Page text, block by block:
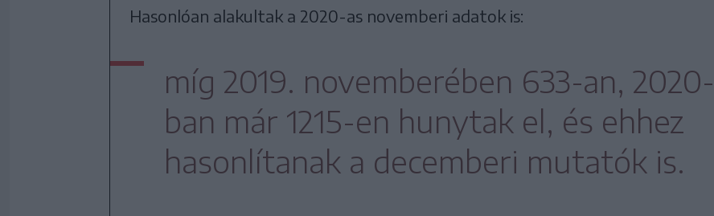
Hasonlóan alakultak a 2020-as novemberi adatok is:
míg 2019. novemberében 633-an, 2020-
ban már 1215-en hunytak el, és ehhez
hasonlítanak a decemberi mutatók is.